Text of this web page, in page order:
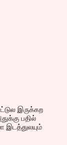
இருக்கற
பதில்
இடத்துலயும்